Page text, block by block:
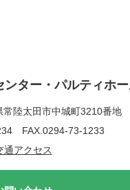
ター・パルティホ
常陸太田市中城町3210番地
FAX.0294-73-1233
通アクセス